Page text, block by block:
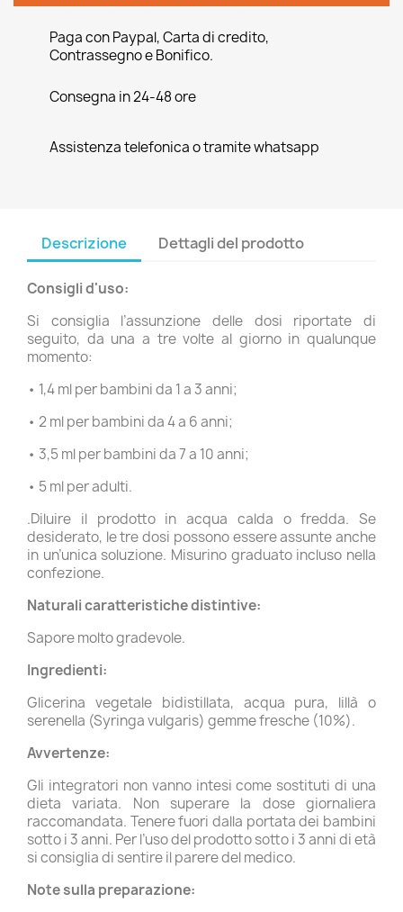
Paga con Paypal, Carta di credito,
Contrassegno e Bonifico.
Consegna in 24-48 ore
Assistenza telefonica o tramite whatsapp
Descrizione Dettagli del prodotto
Consigli d'uso:
Si consiglia l’assunzione delle dosi riportate di
seguito, da una a tre volte al giorno in qualunque
momento:
• 1,4 ml per bambini da 1 a 3 anni;
• 2 ml per bambini da 4 a 6 anni;
• 3,5 ml per bambini da 7 a 10 anni;
• 5 ml per adulti.
.Diluire il prodotto in acqua calda o fredda. Se
desiderato, le tre dosi possono essere assunte anche
in un’unica soluzione. Misurino graduato incluso nella
confezione.
Naturali caratteristiche distintive:
Sapore molto gradevole.
Ingredienti:
Glicerina vegetale bidistillata, acqua pura, lillà o
serenella (Syringa vulgaris) gemme fresche (10%).
Avvertenze:
Gli integratori non vanno intesi come sostituti di una
dieta variata. Non superare la dose giornaliera
raccomandata. Tenere fuori dalla portata dei bambini
sotto i 3 anni. Per l’uso del prodotto sotto i 3 anni di età
si consiglia di sentire il parere del medico.
Note sulla preparazione: